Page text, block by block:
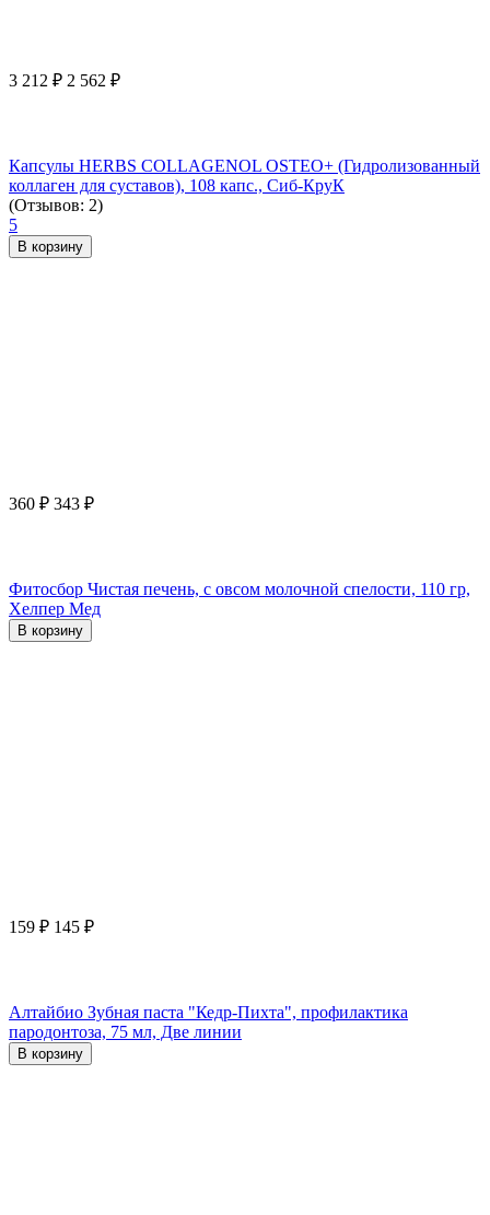
3 212 ₽ 2 562 ₽
Капсулы HERBS COLLAGENOL OSTEO+ (Гидролизованный
коллаген для суставов), 108 капс., Сиб-КруК
(Отзывов: 2)
5
В корзину
360 ₽ 343 ₽
Фитосбор Чистая печень, с овсом молочной спелости, 110 гр,
Хелпер Мед
В корзину
159 ₽ 145 ₽
Алтайбио Зубная паста "Кедр-Пихта", профилактика
пародонтоза, 75 мл, Две линии
В корзину